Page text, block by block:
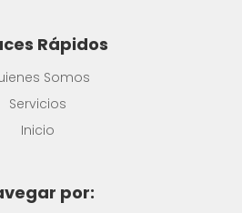
Rápidos
Somos
Servicios
Inicio
por: